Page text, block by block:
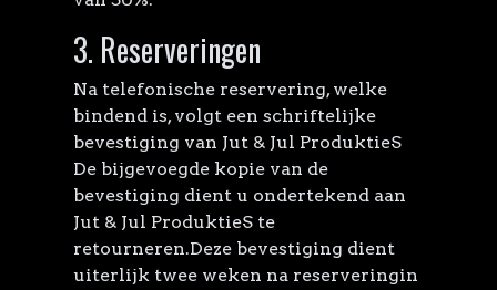
3. Reserveringen
Na telefonische reservering, welke
bindend is, volgt een schriftelijke
bevestiging van Jut & Jul ProduktieS
De bijgevoegde kopie van de
bevestiging dient u ondertekend aan
Jut & Jul ProduktieS te
retourneren.Deze bevestiging dient
uiterlijk twee weken na reserveringin